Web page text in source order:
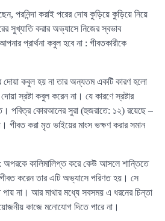
পরনিন্দা করাই পরের দোষ কুড়িয়ে কুড়িয়ে নিয়ে
সুখ্যাতি করার অভ্যাসে নিজের স্বভাব
প্রার্থনা কবুল হবে না : গীবতকারীকে
দোয়া কবুল হয় না তার অন্যতম একটি কারণ হলো
স্রষ্টা কবুল করেন না। যে কারণে স্রষ্টার
পবিত্র কোরআনের সুরা (হুজরাতে: ১২) রয়েছে –
গীবত করা মৃত ভাইয়ের মাংস ভক্ষণ করার সমান
: অপরকে কালিমালিপ্ত করে কেউ আসলে শান্তিতে
করেন তার এটি অভ্যাসে পরিণত হয়। সে
পায় না। আর মাথার মধ্যে সবসময় এ ধরনের চিন্তা
কাজে মনোযোগ দিতে পারে না।